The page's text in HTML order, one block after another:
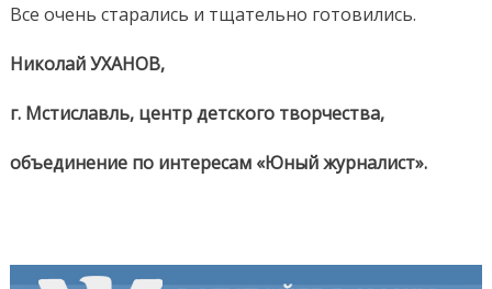
Все очень старались и тщательно готовились.
Николай УХАНОВ,
г. Мстиславль, центр детского творчества,
объединение по интересам «Юный журналист».